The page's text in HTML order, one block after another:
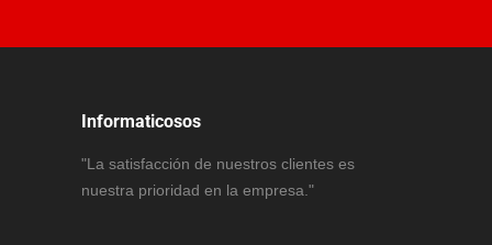
Informaticosos
"La satisfacción de nuestros clientes es
nuestra prioridad en la empresa."